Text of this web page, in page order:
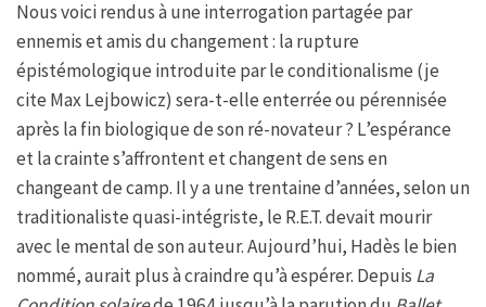
Nous voici rendus à une interrogation partagée par
ennemis et amis du changement : la rupture
épistémologique introduite par le conditionalisme (je
cite Max Lejbowicz) sera-t-elle enterrée ou pérennisée
après la fin biologique de son ré-novateur ? L’espérance
et la crainte s’affrontent et changent de sens en
changeant de camp. Il y a une trentaine d’années, selon un
traditionaliste quasi-intégriste, le R.E.T. devait mourir
avec le mental de son auteur. Aujourd’hui, Hadès le bien
nommé, aurait plus à craindre qu’à espérer. Depuis La